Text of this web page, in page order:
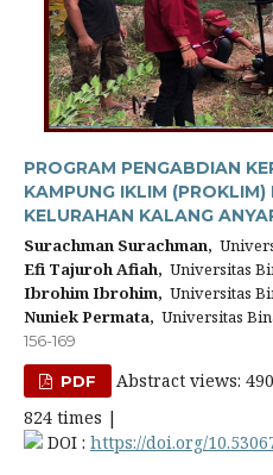
PROGRAM PENGABDIAN
KAMPUNG IKLIM (PROKLIM)
KELURAHAN KALANG
Surachman Surachman,
Efi Tajuroh Afiah, Universitas
Ibrohim Ibrohim, Universitas
Nuniek Permata, Universitas
156-169
PDF
Abstract views:
824 times |
DOI : https://doi.org/